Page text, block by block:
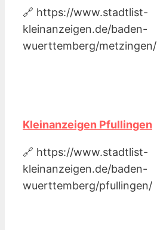
🔗 https://www.stadtlist-
kleinanzeigen.de/baden-
wuerttemberg/metzingen/
Kleinanzeigen Pfullingen
🔗 https://www.stadtlist-
kleinanzeigen.de/baden-
wuerttemberg/pfullingen/